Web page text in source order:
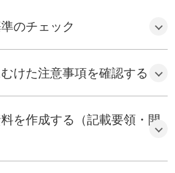
変更した場合は、開示が必要となりま
要となります。
のチェック
ん。決定次第直ちに開示が必要です。
けた注意事項を確認する
項〕
、本項目の内容と併せて
」
を作成する（記載要領・開